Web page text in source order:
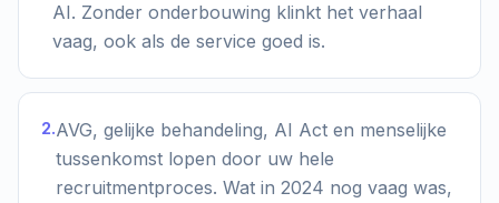
AI. Zonder onderbouwing klinkt het verhaal
vaag, ook als de service goed is.
2.AVG, gelijke behandeling, AI Act en menselijke
tussenkomst lopen door uw hele
recruitmentproces. Wat in 2024 nog vaag was,